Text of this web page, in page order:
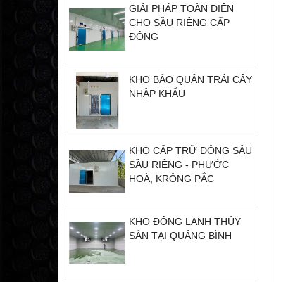
GIẢI PHÁP TOÀN DIỆN
CHO SẦU RIÊNG CẤP
ĐÔNG
KHO BẢO QUẢN TRÁI CÂY
NHẬP KHẨU
KHO CẤP TRỮ ĐÔNG SÂU
SẦU RIÊNG - PHƯỚC
HOÀ, KRÔNG PẮC
KHO ĐÔNG LẠNH THỦY
SẢN TẠI QUẢNG BÌNH